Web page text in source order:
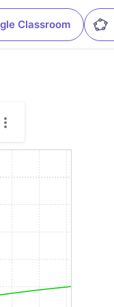
Classroom